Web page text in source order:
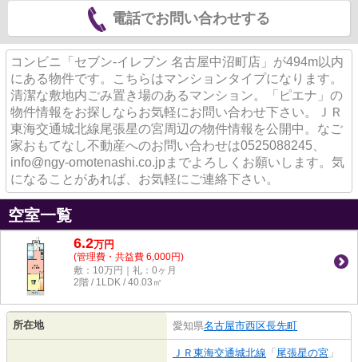
電話でお問い合わせする
コンビニ「セブン‐イレブン 名古屋中沼町店」が494m以内
にある物件です。こちらはマンションタイプになります。
清潔な敷地内ごみ置き場のあるマンション。「ピエナ」の
物件情報をお探しならお気軽にお問い合わせ下さい。ＪＲ
東海交通城北線尾張星の宮周辺の物件情報を公開中。なご
家おもてなし不動産へのお問い合わせは0525088245、
info@ngy-omotenashi.co.jpまでよろしくお願いします。気
になることがあれば、お気軽にご連絡下さい。
空室一覧
6.2万円
(管理費・共益費 6,000円)
敷：10万円｜礼：0ヶ月
2階 / 1LDK / 40.03㎡
所在地 愛知県名古屋市西区長先町
ＪＲ東海交通城北線 「 尾張星の宮 」